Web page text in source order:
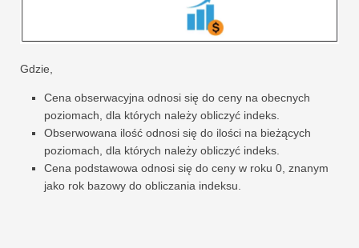
Gdzie,
Cena obserwacyjna odnosi się do ceny na obecnych
poziomach, dla których należy obliczyć indeks.
Obserwowana ilość odnosi się do ilości na bieżących
poziomach, dla których należy obliczyć indeks.
Cena podstawowa odnosi się do ceny w roku 0, znanym
jako rok bazowy do obliczania indeksu.